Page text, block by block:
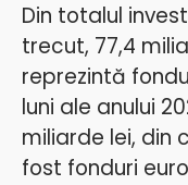
Din totalul
trecut, 77,4
reprezintă
luni ale anului
miliarde lei, din
fost fonduri